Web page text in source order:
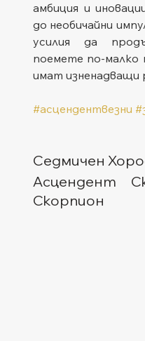
амбиция и
до необичайни
усилия да
поемете по-малко
имат изненадващи
#асцендентвезни
Седмичен
Асцендент
Скорпион